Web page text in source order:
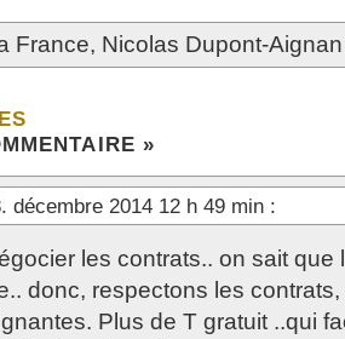
France, Nicolas Dupont-Aignan
»
décembre 2014 12 h 49 min :
les contrats.. on sait que
donc, respectons les
Plus de T gratuit ..qui